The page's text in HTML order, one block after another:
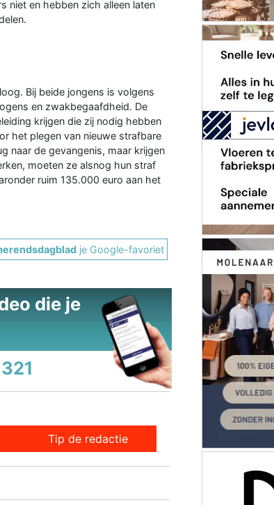
niet en hebben zich alleen laten
Bij beide jongens is volgens
en zwakbegaafdheid. De
krijgen die zij nodig hebben
het plegen van nieuwe strafbare
naar de gevangenis, maar krijgen
moeten ze alsnog hun straf
ruim 135.000 euro aan het
je Google-favoriet
die je
Tip de redactie